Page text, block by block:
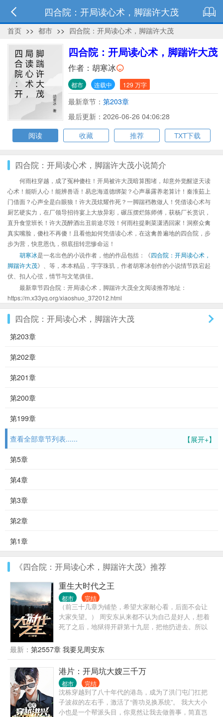
四合院：开局读心术，脚踹许大茂
首页 >> 都市 >> 四合院：开局读心术，脚踹许大茂
四合院：开局读心术，脚踹许大茂
作者： 胡寒冰
都市 连载中 129 万字
最新章节： 第203章
最后更新：2026-06-26 04:06:28
阅读
收藏 推荐 TXT下载
四合院：开局读心术，脚踹许大茂小说简介
何雨柱穿越，成了冤种傻柱！开局被许大茂暗算围堵，却意外觉醒逆天读
心术！能听人心！能辨兽语！易忠海道德绑架？心声暴露养老算计！秦淮茹上
门借面？心声全是白眼狼！许大茂炫耀作死？一脚踹裆教做人！凭借读心术与
厨艺硬实力，在厂领导招待宴上大放异彩，碾压摆烂陈师傅，获杨厂长赏识，
直升食堂班长！许大茂醉酒出丑前途尽毁！何雨柱提剩菜潇洒回家！洞察众禽
真实嘴脸，傻柱不再傻！且看他如何凭借读心术，在这禽兽遍地的四合院，步
步为营，快意恩仇，彻底扭转悲惨命运！
胡寒冰是一名出色的小说作者，他的作品包括：《四合院：开局读心术，
脚踹许大茂》、等，本本精品，字字珠玑，作者胡寒冰创作的小说情节跌宕起
伏、扣人心弦，情节与文笔俱佳。
最新章节四合院：开局读心术，脚踹许大茂全文阅读推荐地址：
https://m.x33yq.org/xiaoshuo_372012.html
四合院：开局读心术，脚踹许大茂
第203章
第202章
第201章
第200章
第199章
【展开+】
查看全部章节列表......
第5章
第4章
第3章
第2章
第1章
《四合院：开局读心术，脚踹许大茂》推荐
重生大时代之王
都市 完结
（前三十几章为铺垫，希望大家耐心看，后面不会让
大家失望。） 周安东从来都不认为自己是好人，想着
死了之后，地狱得开辟第十九层，把他扔进去。所以
车轮下救了一个孕妇。 也许是老天爷感动他的回头是
岸，把他送回了1992年，这个传统思维还占据着主导
地位的时代。一个拥有无比开放观念和阅历的男人，
对这个时代的冲击是巨大的，对御姐的诱惑也是巨大
的。
最新： 第2557章 我要见周安东
港片：开局坑大嫂三千万
都市 完结
沈栋穿越到了八十年代的港岛，成为了洪门屯门扛把
子波叔的左右手，激活了“善功兑换系统”。 我大大小
小也是一个帮派头目，你竟然让我去做善事，简直岂